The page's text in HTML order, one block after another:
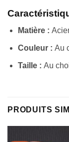
Matière :
Couleur : Au
Taille : Au
PRODUITS